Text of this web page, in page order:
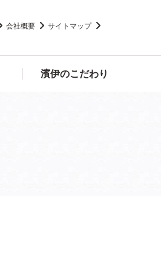
会社概要 サイトマップ
濱伊のこだわり